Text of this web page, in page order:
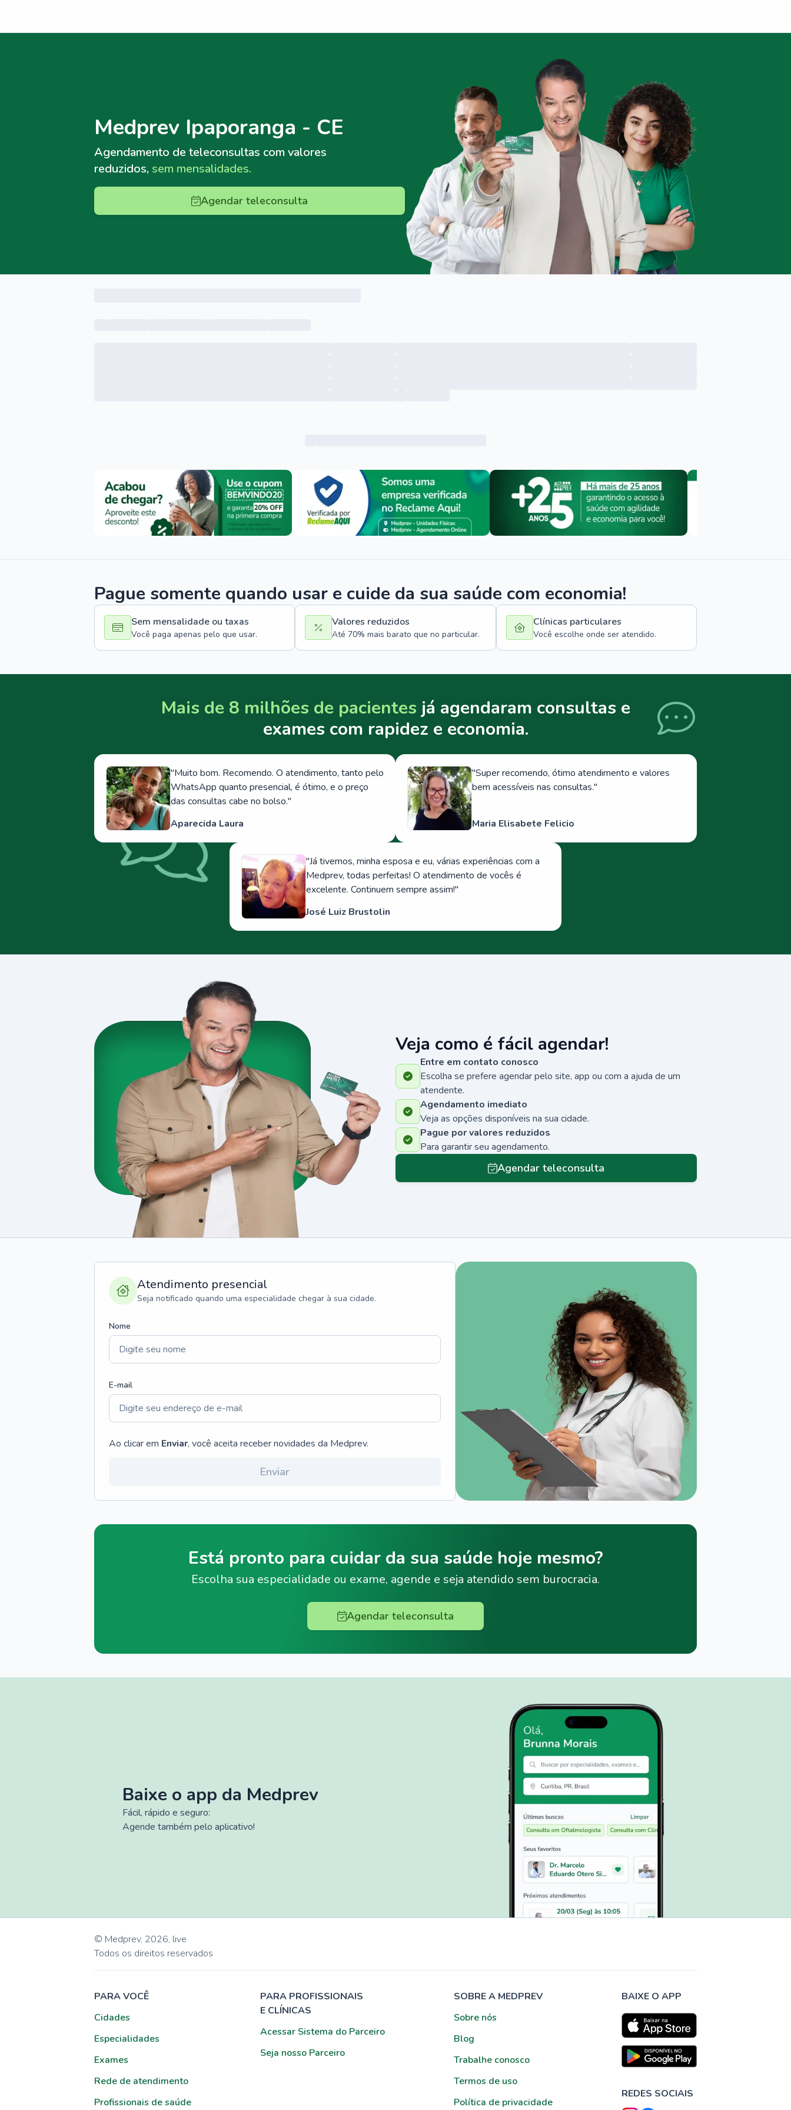
Medprev Ipaporanga - CE
Agendamento de teleconsultas com valores
reduzidos, sem mensalidades.
Agendar teleconsulta
Menu lateral
Pague somente quando usar e cuide da sua saúde com economia!
Sem mensalidade ou taxas
Você paga apenas pelo que usar.
Valores reduzidos
Até 70% mais barato que no particular.
Clínicas particulares
Você escolhe onde ser atendido.
Mais de 8 milhões de pacientes já agendaram consultas e
exames com rapidez e economia.
"Muito bom. Recomendo. O atendimento, tanto pelo
WhatsApp quanto presencial, é ótimo, e o preço
das consultas cabe no bolso."
Aparecida Laura
"Super recomendo, ótimo atendimento e valores
bem acessíveis nas consultas."
Maria Elisabete Felicio
"Já tivemos, minha esposa e eu, várias experiências com a
Medprev, todas perfeitas! O atendimento de vocês é
excelente. Continuem sempre assim!"
José Luiz Brustolin
Veja como é fácil agendar!
Entre em contato conosco
Escolha se prefere agendar pelo site, app ou com a ajuda de um
atendente.
Agendamento imediato
Veja as opções disponíveis na sua cidade.
Pague por valores reduzidos
Para garantir seu agendamento.
Agendar teleconsulta
Atendimento presencial
Seja notificado quando uma especialidade chegar à sua cidade.
Nome
E-mail
Ao clicar em Enviar, você aceita receber novidades da Medprev.
Enviar
Está pronto para cuidar da sua saúde hoje mesmo?
Escolha sua especialidade ou exame, agende e seja atendido sem burocracia.
Agendar teleconsulta
Baixe o app da Medprev
Fácil, rápido e seguro:
Agende também pelo aplicativo!
© Medprev, 2026, live
Todos os direitos reservados
PARA VOCÊ
Cidades
Especialidades
Exames
Rede de atendimento
Profissionais de saúde
PARA PROFISSIONAIS
E CLÍNICAS
Acessar Sistema do Parceiro
Seja nosso Parceiro
SOBRE A MEDPREV
Sobre nós
Blog
Trabalhe conosco
Termos de uso
Política de privacidade
BAIXE O APP
REDES SOCIAIS